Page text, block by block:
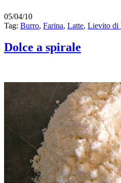
05/04/10
Tag: Burro, Farina, Latte, Lievito di
Dolce a spirale